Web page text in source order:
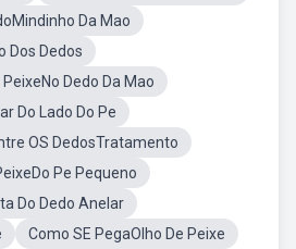
Da Mao
Dos Dedos
Dedo Da Mao
Do Lado Do Pe
OS DedosTratamento
Pe Pequeno
Do Dedo Anelar
Como SE PegaOlho De Peixe